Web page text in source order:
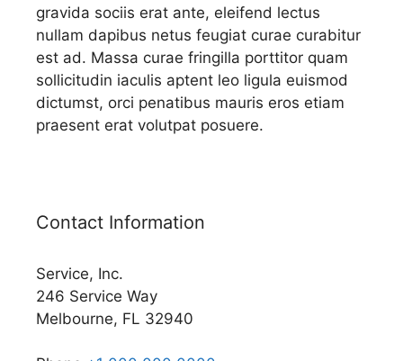
gravida sociis erat ante, eleifend lectus
nullam dapibus netus feugiat curae curabitur
est ad. Massa curae fringilla porttitor quam
sollicitudin iaculis aptent leo ligula euismod
dictumst, orci penatibus mauris eros etiam
praesent erat volutpat posuere.
Contact Information
Service, Inc.
246 Service Way
Melbourne, FL 32940